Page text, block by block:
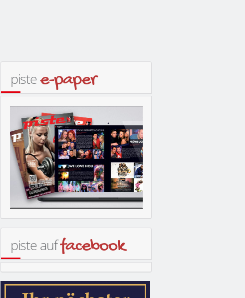
pistee-paper
piste auffacebook